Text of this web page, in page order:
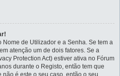
de Utilizador e a Senha. Se tem a
atenção um de dois fatores. Se a
Protection Act) estiver ativa no Fórum
durante o Registo, então tem que
é este o seu caso, então o seu